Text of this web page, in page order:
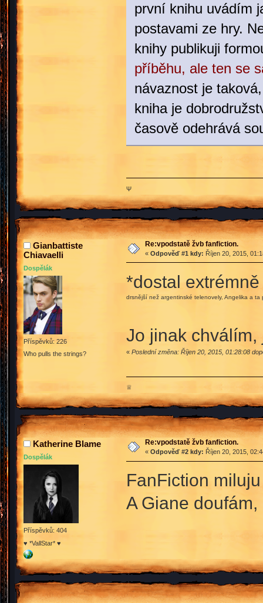
první knihu uvádím
postavami ze hry.
knihy publikuji
příběhu, ale ten se
návaznost je
kniha je
časově odehrává
Ψ
Gianbattiste
Chiavaelli
Dospělák
Příspěvků: 226
Who pulls the strings?
Re:vpodstatě žvb fanfiction.
« Odpověď #1 kdy: Říjen 20, 2015,
*dostal
drsnější než argentinské telenovely, Angelika a
Jo jinak
« Poslední změna: Říjen 20, 2015, 01:28:08
♕
Katherine Blame
Dospělák
Příspěvků: 404
♥ *VallStar* ♥
Re:vpodstatě žvb fanfiction.
« Odpověď #2 kdy: Říjen 20, 2015,
FanFiction
A Giane